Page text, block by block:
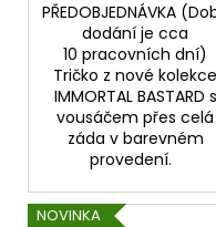
PŘEDOBJEDNÁVKA
dodání je cca
10 pracovních dní)
Tričko z nové kolekce
IMMORTAL BASTARD s
vousáčem přes celá
záda v barevném
provedení.
NOVINKA